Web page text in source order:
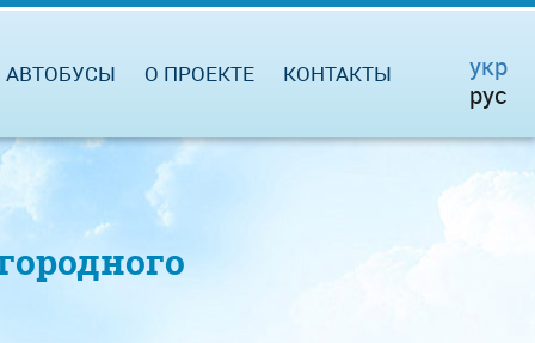
АВТОБУСЫ О ПРОЕКТЕ КОНТАКТЫ
укр
рус